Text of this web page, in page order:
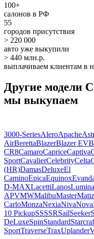
100+
салонов в РФ
55
городов присутствия
> 220 000
авто уже выкупили
> 440 млн.р.
выплачиваем клиентам в
Другие модели
мы выкупаем
3000-SeriesAleroApache
AirBerettaBlazerBlazer EV
CR8CamaroCapriceCaptiva
SportCavalierCelebrityCelta
(HR)DamasDeluxeEl
CaminoEpicaEquinox
D-MAXLacettiLanosLumina
APVMWMalibuMasterMatiz
CarloMonzaNexiaNivaNova
10 PickupSSSSRSailSeeker
DeLuxeSpinStandard
SportTraverseTraxUplander